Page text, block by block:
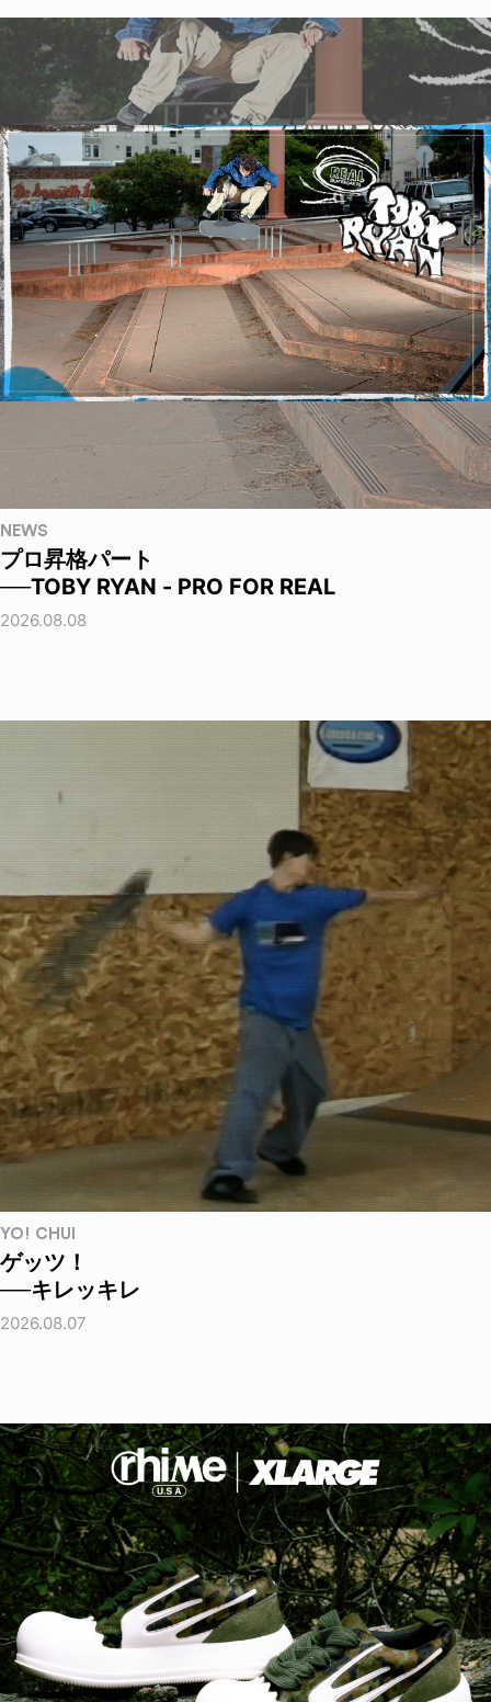
NEWS
プロ昇格パート
──TOBY RYAN - PRO FOR REAL
2026.08.08
YO! CHUI
ゲッツ！
──キレッキレ
2026.08.07